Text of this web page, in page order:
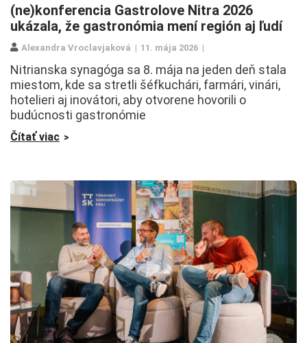
(ne)konferencia Gastrolove Nitra 2026
ukázala, že gastronómia mení región aj ľudí
Alexandra Vroclavjaková 11. mája 2026
Nitrianska synagóga sa 8. mája na jeden deň stala
miestom, kde sa stretli šéfkuchári, farmári, vinári,
hotelieri aj inovátori, aby otvorene hovorili o
budúcnosti gastronómie
Čítať viac